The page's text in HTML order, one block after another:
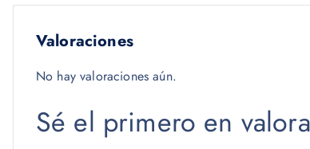
Valoraciones
No hay valoraciones aún.
Sé el primero en